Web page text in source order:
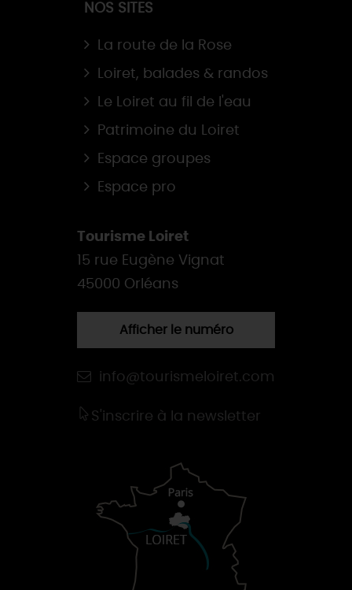
NOS SITES
La route de la Rose
Loiret, balades & randos
Le Loiret au fil de l'eau
Patrimoine du Loiret
Espace groupes
Espace pro
Tourisme Loiret
15 rue Eugène Vignat
45000 Orléans
Afficher le numéro
info@tourismeloiret.com
S'inscrire à la newsletter